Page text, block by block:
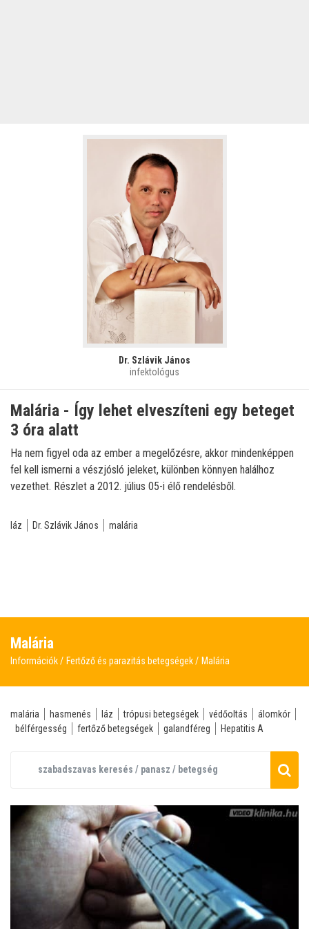
Dr. Szlávik János
infektológus
Malária - Így lehet elveszíteni egy beteget
3 óra alatt
Ha nem figyel oda az ember a megelőzésre, akkor mindenképpen
fel kell ismerni a vészjósló jeleket, különben könnyen halálhoz
vezethet. Részlet a 2012. július 05-i élő rendelésből.
láz Dr. Szlávik János malária
Malária
Információk Fertőző és parazitás betegségek Malária
malária hasmenés láz trópusi betegségek védőoltás
álomkór
bélférgesség
fertőző betegségek galandféreg Hepatitis A